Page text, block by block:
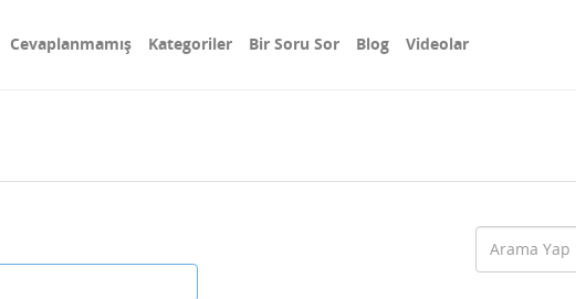
Cevaplanmamış Kategoriler Bir Soru Sor Blog Videolar